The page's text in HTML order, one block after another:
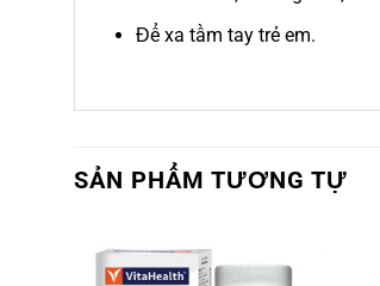
Để xa tầm tay trẻ em.
SẢN PHẨM TƯƠNG TỰ